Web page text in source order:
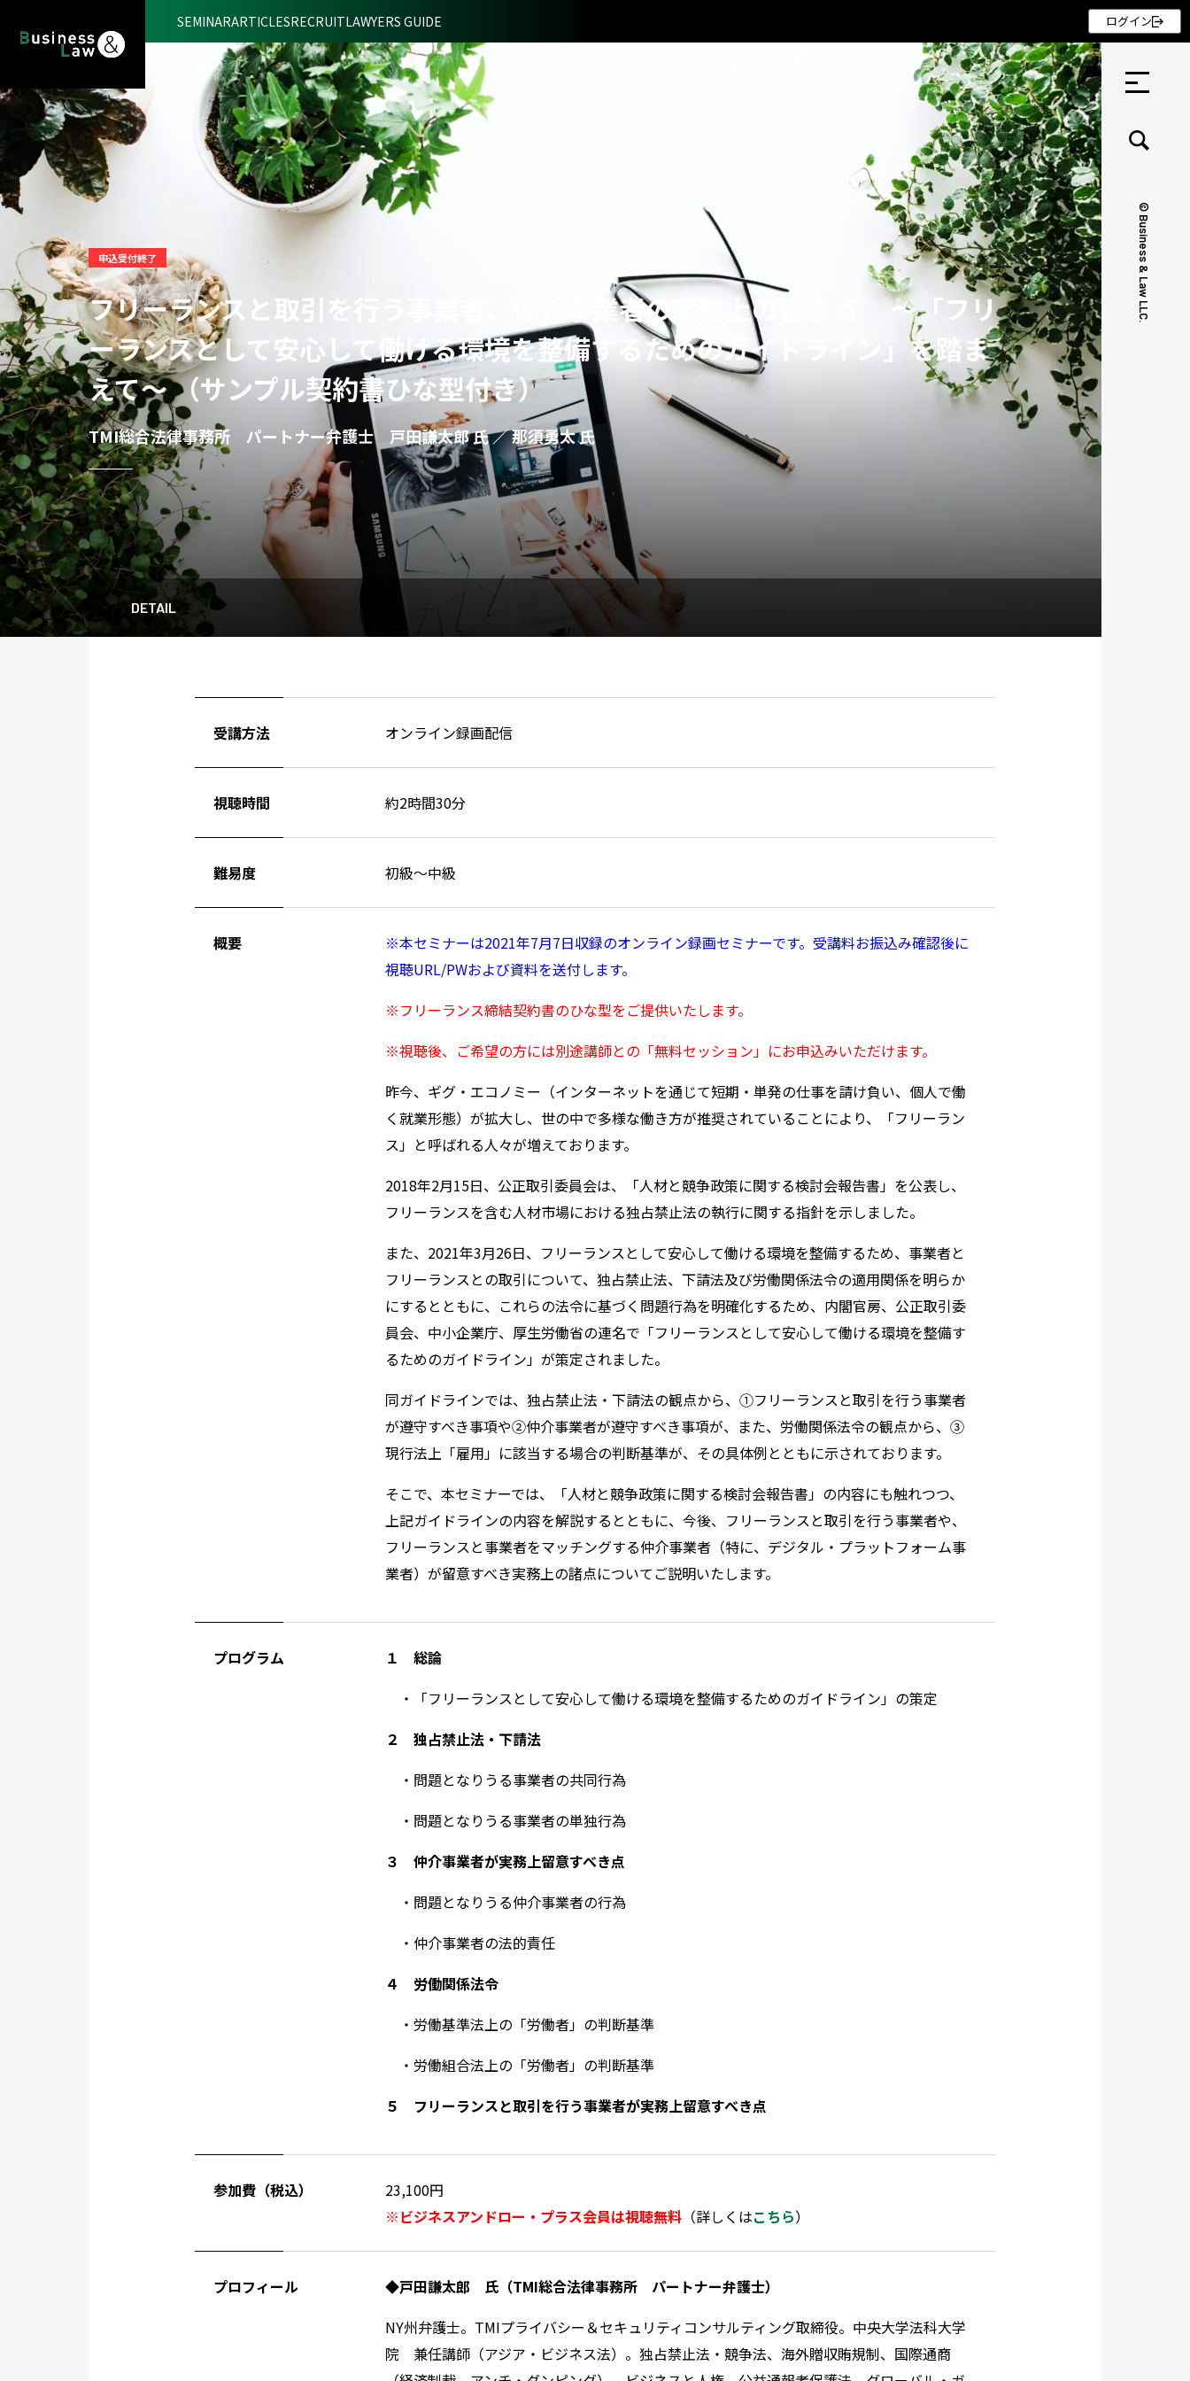
© Business & Law LLC.
セミナー ・ 記事
セミナー
リクルート
SEMINARARTICLESRECRUITLAWYERS GUIDE ログイン
申込受付終了
フリーランスと取引を行う事業者、仲介事業者の実務上の留意点 ～「フリ
ーランスとして安心して働ける環境を整備するためのガイドライン」を踏ま
えて～ （サンプル契約書ひな型付き）
TMI総合法律事務所 パートナー弁護士 戸田謙太郎 氏 ／ 那須勇太 氏
DETAIL
受講方法 オンライン録画配信
視聴時間 約2時間30分
難易度 初級～中級
概要
※本セミナーは2021年7月7日収録のオンライン録画セミナーです。受講料お振込み確認後に
視聴URL/PWおよび資料を送付します。
※フリーランス締結契約書のひな型をご提供いたします。
※視聴後、ご希望の方には別途講師との「無料セッション」にお申込みいただけます。
昨今、ギグ・エコノミー（インターネットを通じて短期・単発の仕事を請け負い、個人で働
く就業形態）が拡大し、世の中で多様な働き方が推奨されていることにより、「フリーラン
ス」と呼ばれる人々が増えております。
2018年2月15日、公正取引委員会は、「人材と競争政策に関する検討会報告書」を公表し、
フリーランスを含む人材市場における独占禁止法の執行に関する指針を示しました。
また、 2021年3月26日、フリーランスとして安心して働ける環境を整備するため、事業者と
フリーランスとの取引について、独占禁止法、下請法及び労働関係法令の適用関係を明らか
にするとともに、これらの法令に基づく問題行為を明確化するため、内閣官房、公正取引委
員会、中小企業庁、厚生労働省の連名で「フリーランスとして安心して働ける環境を整備す
るためのガイドライン」が策定されました。
同ガイドラインでは、独占禁止法・下請法の観点から、①フリーランスと取引を行う事業者
が遵守すべき事項や②仲介事業者が遵守すべき事項が、また、労働関係法令の観点から、③
現行法上「雇用」に該当する場合の判断基準が、その具体例とともに示されております。
そこで、本セミナーでは、「人材と競争政策に関する検討会報告書」の内容にも触れつつ、
上記ガイドラインの内容を解説するとともに、今後、フリーランスと取引を行う事業者や、
フリーランスと事業者をマッチングする仲介事業者（特に、デジタル・プラットフォーム事
業者）が留意すべき実務上の諸点についてご説明いたします。
プログラム
１ 総論
・「フリーランスとして安心して働ける環境を整備するためのガイドライン」の策定
２ 独占禁止法・下請法
・問題となりうる事業者の共同行為
・問題となりうる事業者の単独行為
３ 仲介事業者が実務上留意すべき点
・問題となりうる仲介事業者の行為
・仲介事業者の法的責任
４ 労働関係法令
・労働基準法上の「労働者」の判断基準
・労働組合法上の「労働者」の判断基準
５ フリーランスと取引を行う事業者が実務上留意すべき点
参加費（税込）
23,100円
※ビジネスアンドロー・プラス会員は視聴無料 （詳しくはこちら）
プロフィール ◆戸田謙太郎
氏（TMI総合法律事務所 パートナー弁護士）
NY州弁護士。 TMIプライバシー＆セキュリティコンサルティング取締役。中央大学法科大学
院 兼任講師（アジア・ビジネス法）。独占禁止法・競争法、海外贈収賄規制、国際通商